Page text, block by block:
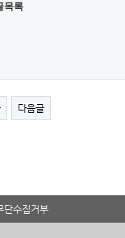
목록
다음글
단수집거부